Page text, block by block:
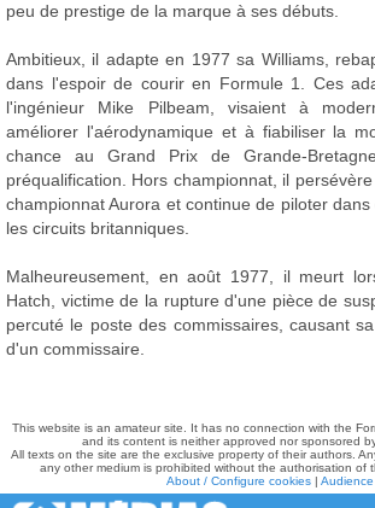
peu de prestige de la marque à ses débuts.
Ambitieux, il adapte en 1977 sa Williams,
dans l'espoir de courir en Formule 1. Ces
l'ingénieur Mike Pilbeam, visaient à
améliorer l'aérodynamique et à fiabiliser la
chance au Grand Prix de Grande-
préqualification. Hors championnat, il
championnat Aurora et continue de piloter
les circuits britanniques.
Malheureusement, en août 1977, il meurt
Hatch, victime de la rupture d'une pièce de
percuté le poste des commissaires, causant
d'un commissaire.
This website is an amateur site. It has no connection with the
and its content is neither approved nor sponsored
All texts on the site are the exclusive property of their authors.
any other medium is prohibited without the authorisation of
About / Configure cookies | Audience